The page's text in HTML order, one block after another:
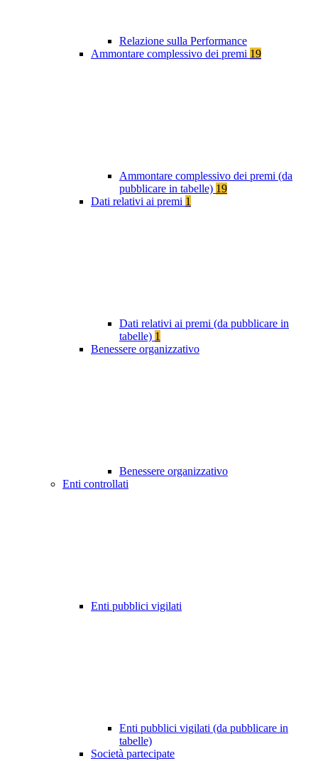
Relazione sulla Performance
Ammontare complessivo dei premi 19
Ammontare complessivo dei premi (da
pubblicare in tabelle) 19
Dati relativi ai premi 1
Dati relativi ai premi (da pubblicare in
tabelle) 1
Benessere organizzativo
Benessere organizzativo
Enti controllati
Enti pubblici vigilati
Enti pubblici vigilati (da pubblicare in
tabelle)
Società partecipate